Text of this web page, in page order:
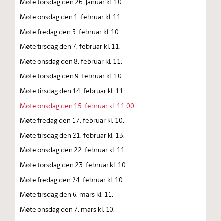
Møte onsdag den 1. februar kl. 11.
Møte fredag den 3. februar kl. 10.
Møte tirsdag den 7. februar kl. 11.
Møte onsdag den 8. februar kl. 11.
Møte torsdag den 9. februar kl. 10.
Møte tirsdag den 14. februar kl. 11.
Møte onsdag den 15. februar kl. 11.00
Møte fredag den 17. februar kl. 10.
Møte tirsdag den 21. februar kl. 13.
Møte onsdag den 22. februar kl. 11.
Møte torsdag den 23. februar kl. 10.
Møte fredag den 24. februar kl. 10.
Møte tirsdag den 6. mars kl. 11.
Møte onsdag den 7. mars kl. 10.